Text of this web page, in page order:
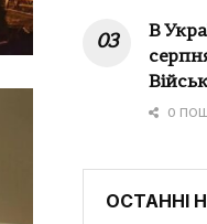
В
0
ОСТАННІ